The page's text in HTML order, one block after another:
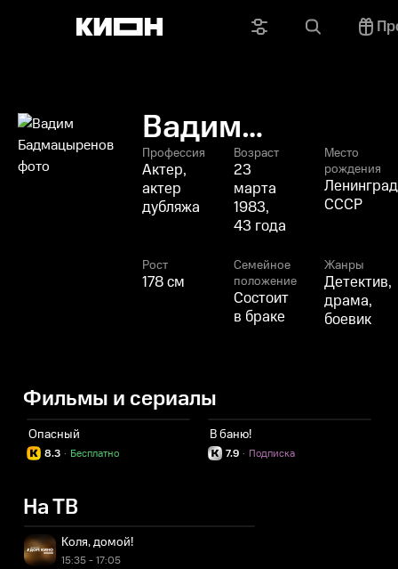
Вадим
Бадмацыренов
Профессия
Актер,
актер
дубляжа
Возраст
23
марта
1983,
43 года
Место
рождения
СССР
Рост
178 см
Семейное
положение
Состоит
в браке
Жанры
Детектив,
драма,
боевик
Фильмы и сериалы
Опасный
8.3 Бесплатно
·
В баню!
7.9 Подписка
·
На ТВ
Коля, домой!
15:35 - 17:05